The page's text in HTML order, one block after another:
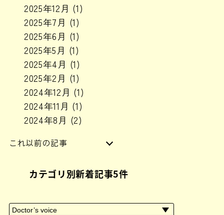
2025年12月 (1)
2025年7月 (1)
2025年6月 (1)
2025年5月 (1)
2025年4月 (1)
2025年2月 (1)
2024年12月 (1)
2024年11月 (1)
2024年8月 (2)
これ以前の記事
2024年4月(1)
2024年2月(3)
カテゴリ別新着記事5件